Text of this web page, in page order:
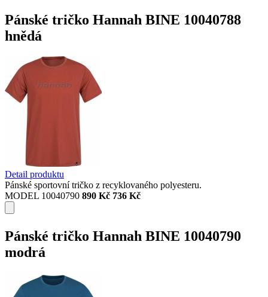
Pánské tričko Hannah BINE 10040788
hnědá
Detail produktu
Pánské sportovní tričko z recyklovaného polyesteru.
MODEL 10040790 890 Kč 736 Kč
Pánské tričko Hannah BINE 10040790
modrá